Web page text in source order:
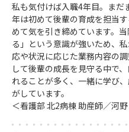
私も気付けば入職4年目。まだ
年は初めて後輩の育成を担当
めて気を引き締めています。
る」という意識が強いため、
応や状況に応じた業務内容の
して後輩の成長を見守る中で
れることが多く、一緒に学び
がしています。
＜看護部 北2病棟 助産師／河